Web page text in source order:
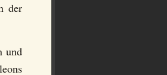
der
und